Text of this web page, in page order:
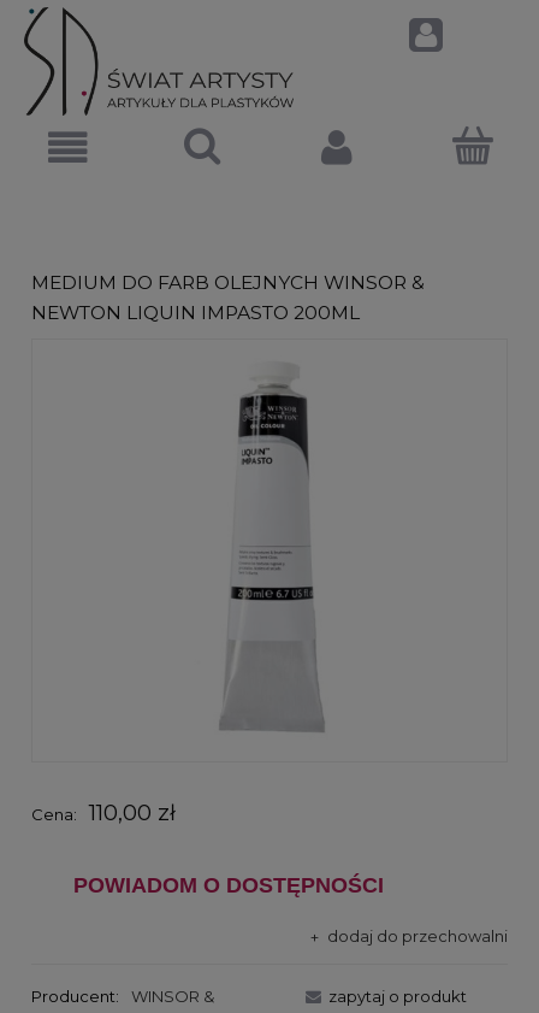
MEDIUM DO FARB OLEJNYCH WINSOR &
NEWTON LIQUIN IMPASTO 200ML
Cena: 110,00 zł
POWIADOM O DOSTĘPNOŚCI
dodaj do przechowalni
Producent:
WINSOR &
zapytaj o produkt